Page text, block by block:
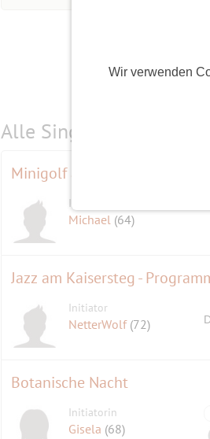
Wir verwenden
Alle Single-Events am
Minigolf am Schäfersee
Initiator
Michael (64)
Jazz am Kaisersteg -
Initiator
NetterWolf (72)
Botanische Nacht
Initiatorin
Gisela (68)